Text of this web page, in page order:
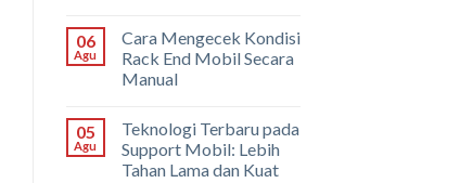
06
Agu
Cara Mengecek Kondisi
Rack End Mobil Secara
Manual
05
Agu
Teknologi Terbaru pada
Support Mobil: Lebih
Tahan Lama dan Kuat